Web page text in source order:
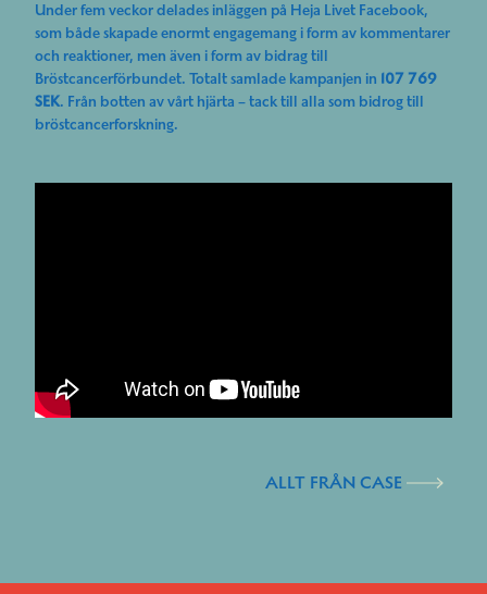
Under fem veckor delades inläggen på Heja Livet Facebook,
som både skapade enormt engagemang i form av kommentarer
och reaktioner, men även i form av bidrag till
Bröstcancerförbundet. Totalt samlade kampanjen in 107 769
SEK. Från botten av vårt hjärta – tack till alla som bidrog till
bröstcancerforskning.
ALLT FRÅN CASE